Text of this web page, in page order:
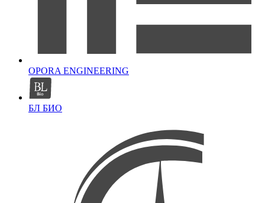
OPORA ENGINEERING
БЛ БИО